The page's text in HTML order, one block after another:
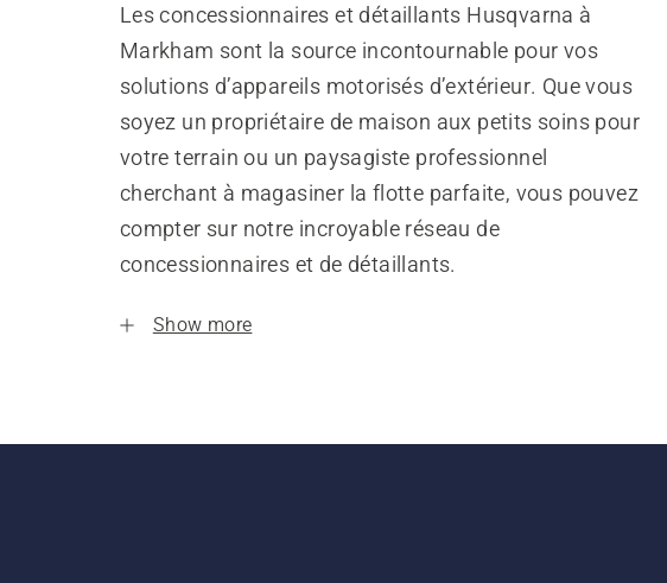
Les concessionnaires et détaillants Husqvarna à
Markham sont la source incontournable pour vos
solutions d’appareils motorisés d’extérieur. Que vous
soyez un propriétaire de maison aux petits soins pour
votre terrain ou un paysagiste professionnel
cherchant à magasiner la flotte parfaite, vous pouvez
compter sur notre incroyable réseau de
concessionnaires et de détaillants.
Show more